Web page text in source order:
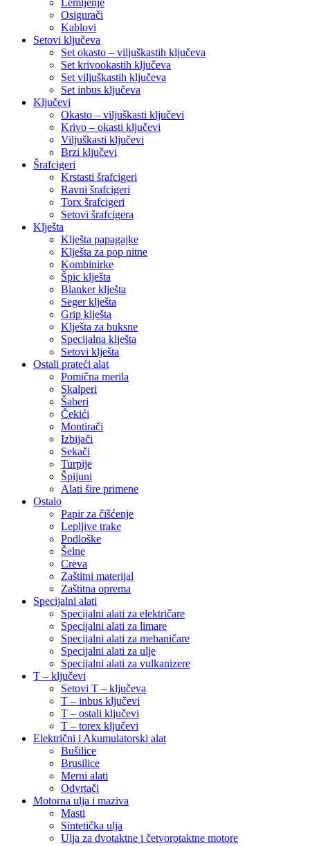
Osigurači
Kablovi
Setovi ključeva
Set okasto – viljuškastih ključeva
Set krivookastih ključeva
Set viljuškastih ključeva
Set inbus ključeva
Ključevi
Okasto – viljuškasti ključevi
Krivo – okasti ključevi
Viljuškasti ključevi
Brzi ključevi
Šrafcigeri
Krstasti šrafcigeri
Ravni šrafcigeri
Torx šrafcigeri
Setovi šrafcigera
Klješta
Klješta papagajke
Klješta za pop nitne
Kombinirke
Špic klješta
Blanker klješta
Seger klješta
Grip klješta
Klješta za buksne
Specijalna klješta
Setovi klješta
Ostali prateći alat
Pomična merila
Skalperi
Šaberi
Čekići
Montirači
Izbijači
Sekači
Turpije
Špijuni
Alati šire primene
Ostalo
Papir za čišćenje
Lepljive trake
Podloške
Šelne
Creva
Zaštitni materijal
Zaštitna oprema
Specijalni alati
Specijalni alati za električare
Specijalni alati za limare
Specijalni alati za mehaničare
Specijalni alati za ulje
Specijalni alati za vulkanizere
T – ključevi
Setovi T – ključeva
T – inbus ključevi
T – ostali ključevi
T – torex ključevi
Električni i Akumulatorski alat
Bušilice
Brusilice
Merni alati
Odvrtači
Motorna ulja i maziva
Masti
Sintetička ulja
Ulja za dvotaktne i četvorotaktne motore